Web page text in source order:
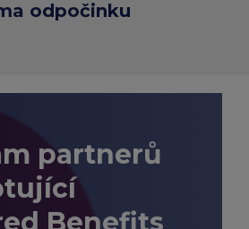
odpočinku
partnerů
Benefits